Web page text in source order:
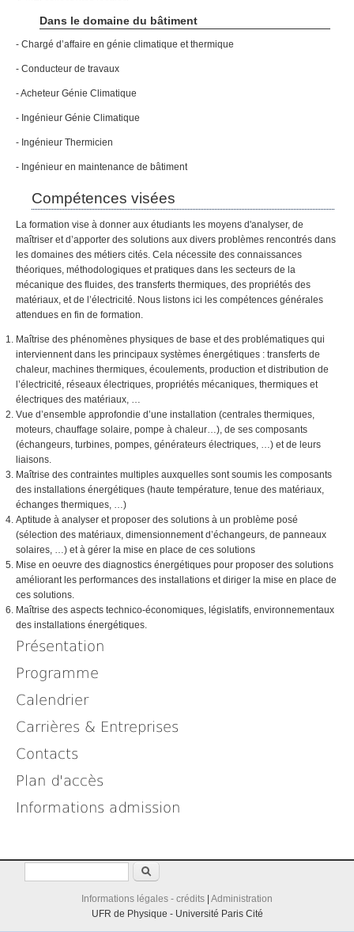
Dans le domaine du bâtiment
- Chargé d’affaire en génie climatique et thermique
- Conducteur de travaux
- Acheteur Génie Climatique
- Ingénieur Génie Climatique
- Ingénieur Thermicien
- Ingénieur en maintenance de bâtiment
Compétences visées
La formation vise à donner aux étudiants les moyens d'analyser, de
maîtriser et d’apporter des solutions aux divers problèmes rencontrés dans
les domaines des métiers cités. Cela nécessite des connaissances
théoriques, méthodologiques et pratiques dans les secteurs de la
mécanique des fluides, des transferts thermiques, des propriétés des
matériaux, et de l’électricité. Nous listons ici les compétences générales
attendues en fin de formation.
Maîtrise des phénomènes physiques de base et des problématiques qui
interviennent dans les principaux systèmes énergétiques : transferts de
chaleur, machines thermiques, écoulements, production et distribution de
l’électricité, réseaux électriques, propriétés mécaniques, thermiques et
électriques des matériaux, …
Vue d’ensemble approfondie d’une installation (centrales thermiques,
moteurs, chauffage solaire, pompe à chaleur…), de ses composants
(échangeurs, turbines, pompes, générateurs électriques, …) et de leurs
liaisons.
Maîtrise des contraintes multiples auxquelles sont soumis les composants
des installations énergétiques (haute température, tenue des matériaux,
échanges thermiques, …)
Aptitude à analyser et proposer des solutions à un problème posé
(sélection des matériaux, dimensionnement d’échangeurs, de panneaux
solaires, …) et à gérer la mise en place de ces solutions
Mise en oeuvre des diagnostics énergétiques pour proposer des solutions
améliorant les performances des installations et diriger la mise en place de
ces solutions.
Maîtrise des aspects technico-économiques, législatifs, environnementaux
des installations énergétiques.
Présentation
Programme
Calendrier
Carrières & Entreprises
Contacts
Plan d'accès
Informations admission
Formulaire de recherche
Informations légales - crédits | Administration
UFR de Physique - Université Paris Cité